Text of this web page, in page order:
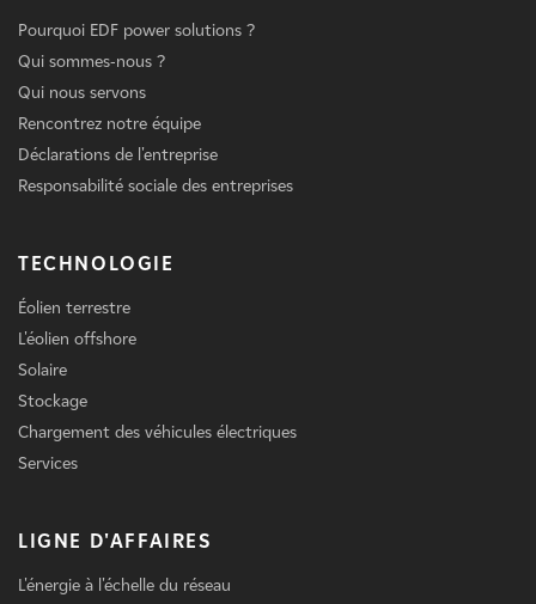
Pourquoi EDF power solutions ?
Qui sommes-nous ?
Qui nous servons
Rencontrez notre équipe
Déclarations de l'entreprise
Responsabilité sociale des entreprises
TECHNOLOGIE
Éolien terrestre
L'éolien offshore
Solaire
Stockage
Chargement des véhicules électriques
Services
LIGNE D'AFFAIRES
L'énergie à l'échelle du réseau